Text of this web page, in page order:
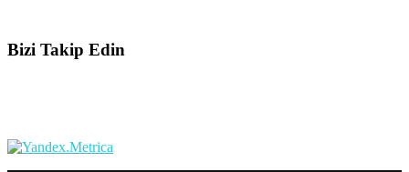
Bizi Takip Edin